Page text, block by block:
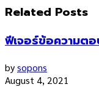
Related Posts
ฟีเจอร์ข้อความต
bysopons
August 4, 2021